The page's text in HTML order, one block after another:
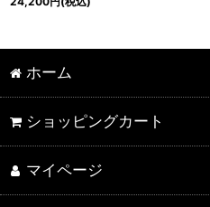
ホーム
ショッピングカート
マイページ